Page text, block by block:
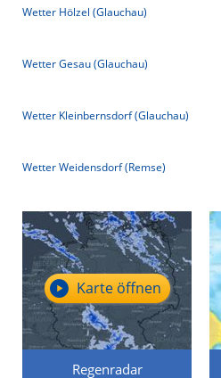
Wetter Hölzel (Glauchau)
Wetter Gesau (Glauchau)
Wetter Kleinbernsdorf (Glauchau)
Wetter Weidensdorf (Remse)
Regenradar
Karte öffnen